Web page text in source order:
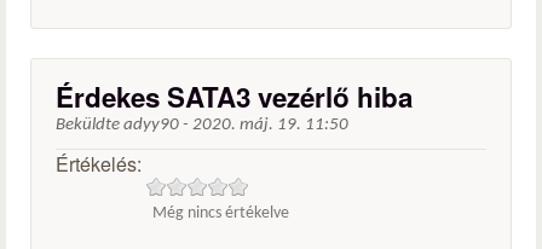
Érdekes SATA3 vezérlő hiba
Beküldte adyy90 - 2020. máj. 19. 11:50
Értékelés:
Még nincs értékelve